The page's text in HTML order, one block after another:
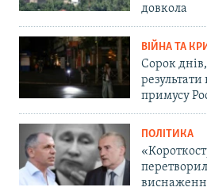
довкола
ВІЙНА ТА
Сорок
результати
примусу
ПОЛІТИКА